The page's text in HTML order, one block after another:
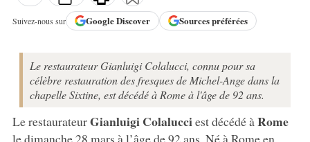
Suivez-nous sur GoogleDiscover Sources préférées
Le restaurateur Gianluigi Colalucci, connu pour sa
célèbre restauration des fresques de Michel-Ange dans la
chapelle Sixtine, est décédé à Rome à l'âge de 92 ans.
Le restaurateurGianluigi Colalucciest décédé à Rome
le dimanche 28 mars à l’âge de 92 ans. Né à Rome en